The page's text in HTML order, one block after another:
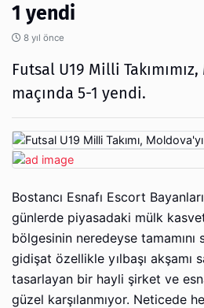
1 yendi
8 yıl önce
Futsal U19 Milli
maçında 5-1 yendi.
Bostancı Esnafı Escort
günlerde piyasadaki mülk
bölgesinin neredeyse tamamını
gidişat özellikle yılbaşı akşamı
tasarlayan bir hayli şirket ve
güzel karşılanmıyor. Neticede